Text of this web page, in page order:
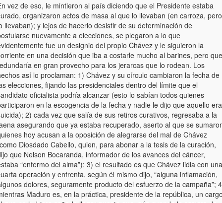
vez de eso, le mintieron al país diciendo que el Presidente estaba
organizaron actos de masa al que lo llevaban (en carroza, pero
llevaban); y lejos de hacerlo desistir de su determinación de
nuevamente a elecciones, se plegaron a lo que
fue un designio del propio Chávez y le siguieron la
en una decisión que iba a costarle mucho al barines, pero que
en gran provecho para los jerarcas que lo rodean. Los
así lo proclaman: 1) Chávez y su círculo cambiaron la fecha de
elecciones, fijando las presidenciales dentro del límite que el
oficialista podría alcanzar (esto lo sabían todos quienes
en la escogencia de la fecha y nadie le dijo que aquello era
2) cada vez que salía de sus retiros curativos, regresaba a la
asegurando que ya estaba recuperado, aserto al que se
hoy acusan a la oposición de alegrarse del mal de Chávez
Diosdado Cabello, quien, para abonar a la tesis de la curación,
que Nelson Bocaranda, informador de los avances del cáncer,
“enfermo del alma”); 3) el resultado es que Chávez lidia con una
operación y enfrenta, según él mismo dijo, “alguna inflamación,
dolores, seguramente producto del esfuerzo de la campaña”;
Maduro es, en la práctica, presidente de la república, un cargo